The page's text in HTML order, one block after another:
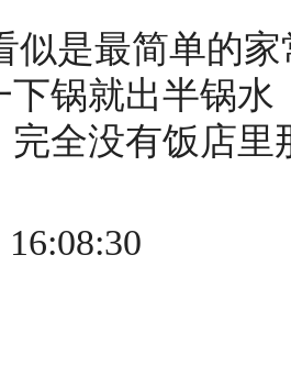
似是最简单的
下锅就出半锅
完全没有饭店